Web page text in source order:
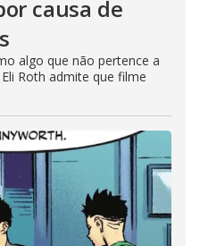
causa de
algo que não pertence a
Roth admite que filme